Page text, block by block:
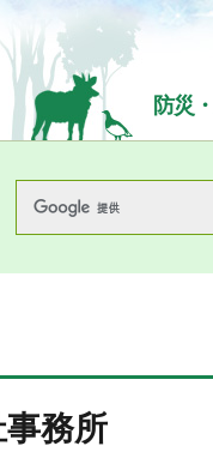
長野県Nagano Prefecture
防災
務所